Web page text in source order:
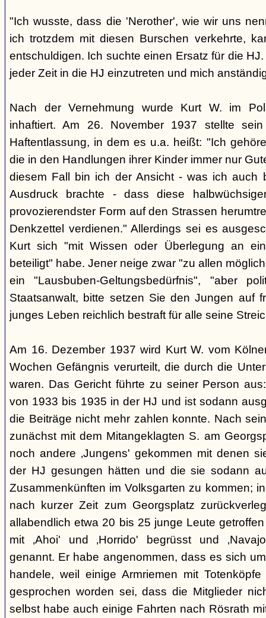
"Ich wusste, dass die 'Nerother', wie wir uns
ich trotzdem mit diesen Burschen verkehrte,
entschuldigen. Ich suchte einen Ersatz für die
jeder Zeit in die HJ einzutreten und mich
Nach der Vernehmung wurde Kurt W. im
inhaftiert. Am 26. November 1937 stellte
Haftentlassung, in dem es u.a. heißt: "Ich
die in den Handlungen ihrer Kinder immer nur
diesem Fall bin ich der Ansicht - was ich auch
Ausdruck brachte - dass diese
provozierendster Form auf den Strassen
Denkzettel verdienen." Allerdings sei es
Kurt sich "mit Wissen oder Überlegung an
beteiligt" habe. Jener neige zwar "zu allen
ein "Lausbuben-Geltungsbedürfnis", "aber
Staatsanwalt, bitte setzen Sie den Jungen auf
junges Leben reichlich bestraft für alle seine
Am 16. Dezember 1937 wird Kurt W. vom
Wochen Gefängnis verurteilt, die durch die
waren. Das Gericht führte zu seiner Person
von 1933 bis 1935 in der HJ und ist sodann
die Beiträge nicht mehr zahlen konnte. Nach
zunächst mit dem Mitangeklagten S. am
noch andere ‚Jungens' gekommen mit denen
der HJ gesungen hätten und die sie sodann
Zusammenkünften im Volksgarten zu kommen;
nach kurzer Zeit zum Georgsplatz
allabendlich etwa 20 bis 25 junge Leute
mit ‚Ahoi' und ‚Horrido' begrüsst und
genannt. Er habe angenommen, dass es sich
handele, weil einige Armriemen mit
gesprochen worden sei, dass die Mitglieder
selbst habe auch einige Fahrten nach Rösrath